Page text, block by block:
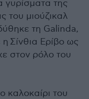
γυρίσματα της
του μιούζικαλ
τη Galinda,
Σίνθια Ερίβο ως
στον ρόλο του
καλοκαίρι του